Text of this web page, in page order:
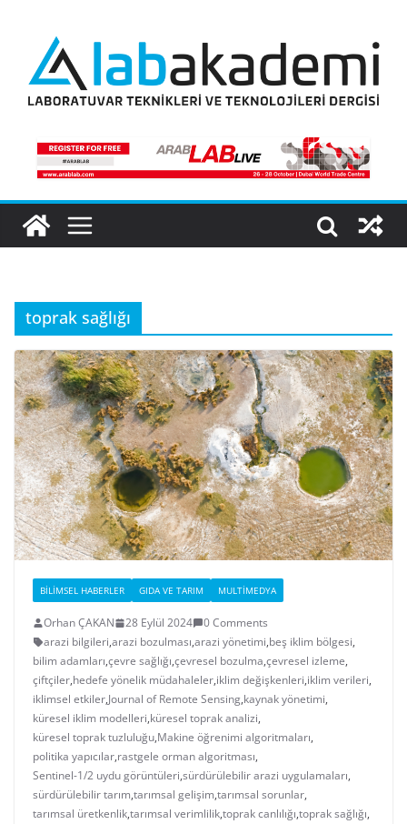
content
toprak sağlığı
BILIMSEL HABERLER GIDA VE TARIM MULTIMEDYA
Orhan ÇAKAN 28 Eylül 2024
0 Comments
arazi bilgileri,arazi bozulması,arazi yönetimi,beş iklim bölgesi,
bilim adamları,çevre sağlığı,çevresel bozulma,çevresel izleme,
çiftçiler,hedefe yönelik müdahaleler,iklim değişkenleri,iklim verileri,
iklimsel etkiler,Journal of Remote Sensing,kaynak yönetimi,
küresel iklim modelleri,küresel toprak analizi,
küresel toprak tuzluluğu,Makine öğrenimi algoritmaları,
politika yapıcılar,rastgele orman algoritması,
Sentinel-1/2 uydu görüntüleri,sürdürülebilir arazi uygulamaları,
sürdürülebilir tarım,tarımsal gelişim,tarımsal sorunlar,
tarımsal üretkenlik,tarımsal verimlilik,toprak canlılığı,toprak sağlığı,